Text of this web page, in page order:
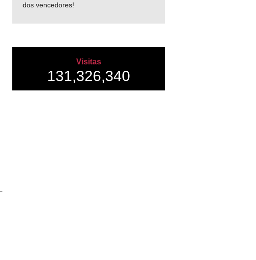
dos vencedores!
Visitas
131,326,340